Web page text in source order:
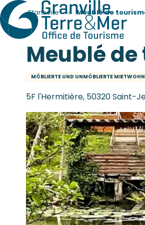
Startseite Meublé de
Meublé de
MÖBLIERTE UND UNMÖBLIERTE
5F l'Hermitière, 50320 Saint-